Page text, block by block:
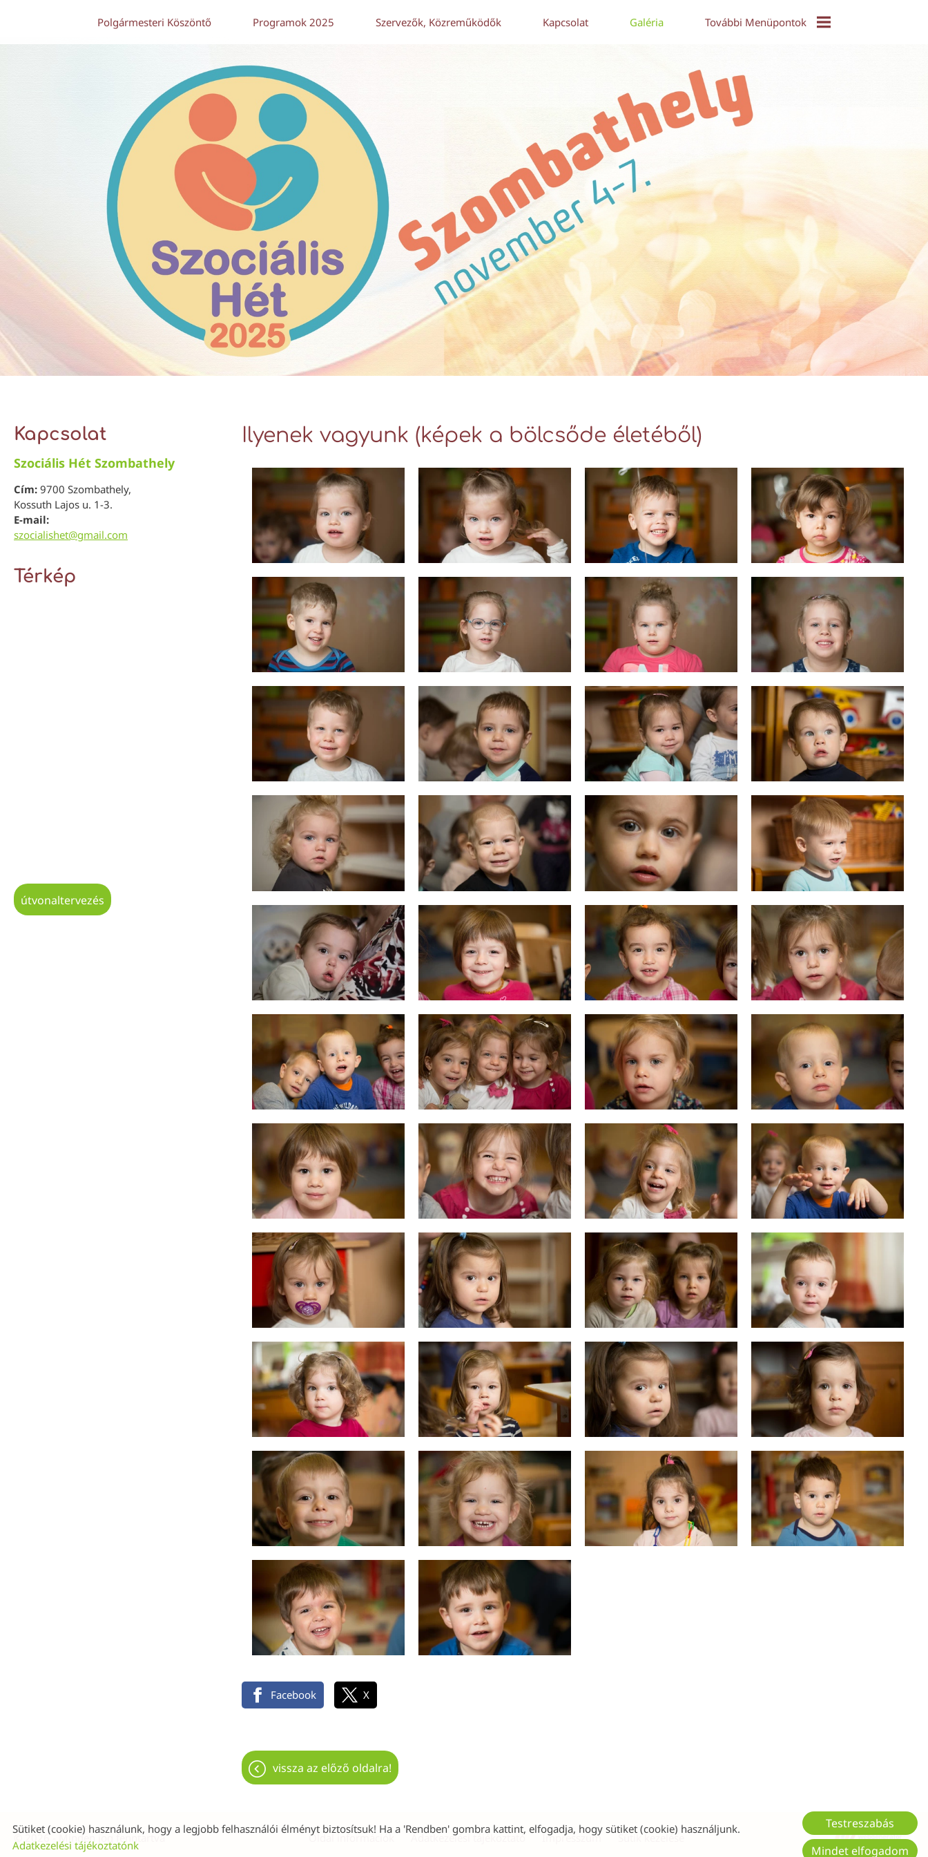
Polgármesteri Köszöntő Programok 2025 Szervezők, Közreműködők Kapcsolat Galéria További Menüpontok
Közös Táncház - Video
Online Konferencia 2021
Alkotói Pályázat 2017
Díjazott Alkotások 2017
Videó Galéria
Kapcsolat
Szociális Hét Szombathely
Cím: 9700 Szombathely,
Kossuth Lajos u. 1-3.
E-mail:
szocialishet@gmail.com
Térkép
útvonaltervezés
Ilyenek vagyunk (képek a bölcsőde életéből)
Facebook X
vissza az előző oldalra!
© 2026 - Minden jog fenntartva Oldal információk Adatkezelési tájékoztató Impresszum Sütik kezelése
Mindet elfogadom
Testreszabás
Sütiket (cookie) használunk, hogy a legjobb felhasználói élményt biztosítsuk! Ha a 'Rendben' gombra kattint, elfogadja, hogy sütiket (cookie) használjunk.
Adatkezelési tájékoztatónk